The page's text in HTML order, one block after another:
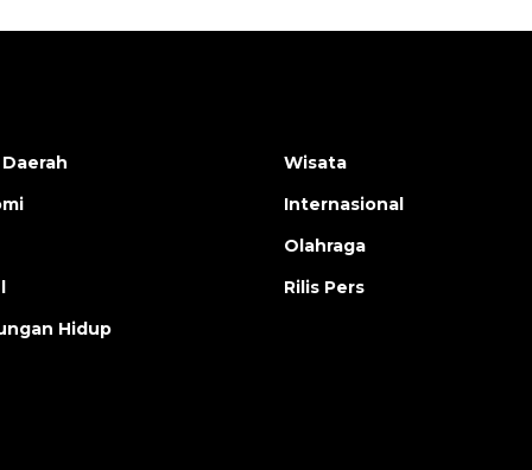
Hidup
Wisata
Internasional
Olahraga
Rilis Pers